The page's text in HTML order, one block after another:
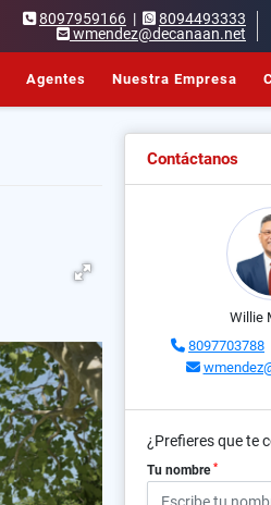
8097959166 |
8094493333
wmendez@decanaan.net
Agentes Nuestra Empresa
Contáctanos
Willie
8097703788
¿Prefieres que te
Tu nombre *